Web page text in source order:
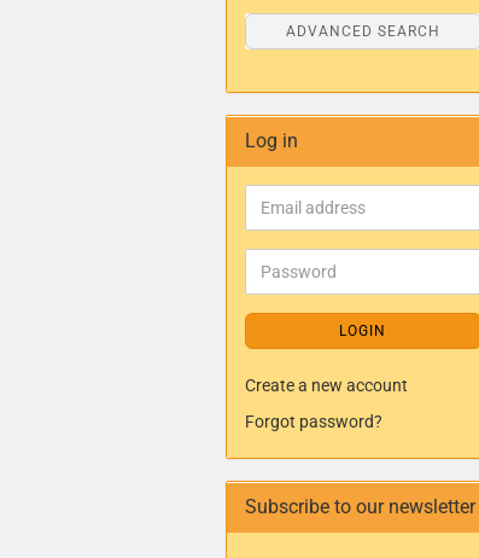
ADVANCED SEARCH
Log in
LOGIN
Create a new account
Forgot password?
Subscribe to our newsletter